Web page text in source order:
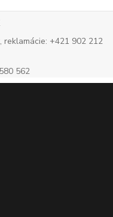
reklamácie: +421 902 212
562